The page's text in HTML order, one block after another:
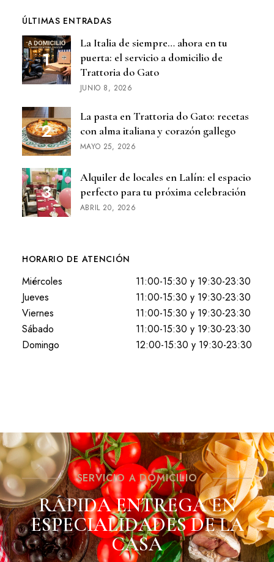
ÚLTIMAS ENTRADAS
La Italia de siempre… ahora en tu
puerta: el servicio a domicilio de
Trattoria do Gato
JUNIO 8, 2026
La pasta en Trattoria do Gato: recetas
con alma italiana y corazón gallego
MAYO 25, 2026
Alquiler de locales en Lalín: el espacio
perfecto para tu próxima celebración
ABRIL 20, 2026
HORARIO DE ATENCIÓN
Miércoles
11:00-15:30 y 19:30-23:30
Jueves
11:00-15:30 y 19:30-23:30
Viernes
11:00-15:30 y 19:30-23:30
Sábado
11:00-15:30 y 19:30-23:30
Domingo
12:00-15:30 y 19:30-23:30
SERVICIO A DOMICILIO
RÁPIDA ENTREGA EN
ESPECIALIDADES DE LA
CASA